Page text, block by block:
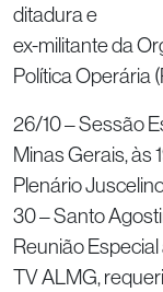
ditadura e
ex-militante da
Política Operária
26/10 – Sessão
Minas Gerais, às
Plenário
30 – Santo
Reunião
TV ALMG,